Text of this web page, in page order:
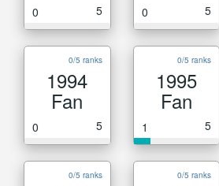
0 5 0 5
0/5 ranks
1994
Fan
0 5
0/5 ranks
1995
Fan
1 5
0/5 ranks 0/5 ranks